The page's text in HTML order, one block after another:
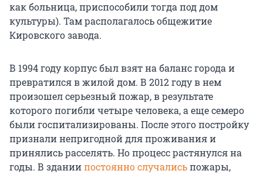
как больница, приспособили тогда под дом
культуры). Там располагалось общежитие
Кировского завода.
В 1994 году корпус был взят на баланс города и
превратился в жилой дом. В 2012 году в нем
произошел серьезный пожар, в результате
которого погибли четыре человека, а еще семеро
были госпитализированы. После этого постройку
признали непригодной для проживания и
принялись расселять. Но процесс растянулся на
годы. В зданиипостоянно случалисьпожары,